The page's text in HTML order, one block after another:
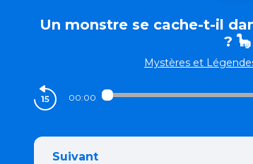
Un monstre se cache-t-il
? 🦕
Mystères et
00:00
Suivant